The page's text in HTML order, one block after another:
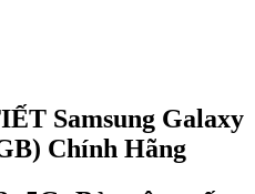
Samsung Galaxy
Chính Hãng